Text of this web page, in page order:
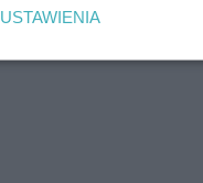
USTAWIENIA